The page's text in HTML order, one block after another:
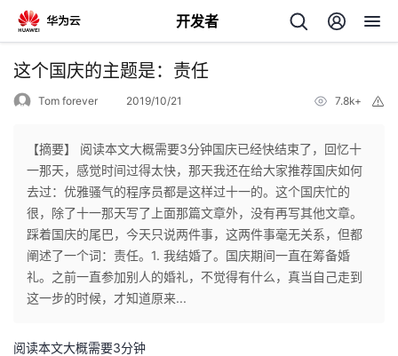
开发者
返
个
人
主
页
我
的
开
这个国庆的主题是：责任
Tom forever 2019/10/21 7.8k+
【摘要】 阅读本文大概需要3分钟国庆已经快结束了，回忆十
一那天，感觉时间过得太快，那天我还在给大家推荐国庆如何
去过：优雅骚气的程序员都是这样过十一的。这个国庆忙的
很，除了十一那天写了上面那篇文章外，没有再写其他文章。
踩着国庆的尾巴，今天只说两件事，这两件事毫无关系，但都
阐述了一个词：责任。1. 我结婚了。国庆期间一直在筹备婚
礼。之前一直参加别人的婚礼，不觉得有什么，真当自己走到
这一步的时候，才知道原来...
阅读本文大概需要3分钟